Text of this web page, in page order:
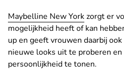
Maybelline New Yorkzorgt er
mogelijkheid heeft of kan
up en geeft vrouwen daarbij
nieuwe looks uit te proberen
persoonlijkheid te tonen.